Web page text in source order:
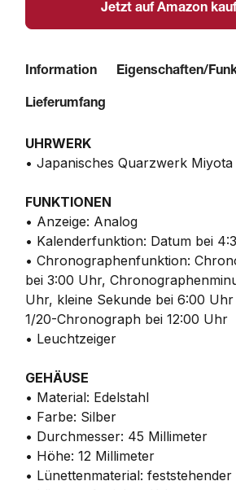
Jetzt auf Amazon
Information Eigenschaften/
Lieferumfang
UHRWERK
• Japanisches Quarzwerk
FUNKTIONEN
• Anzeige: Analog
• Kalenderfunktion: Datum bei
• Chronographenfunktion:
bei 3:00 Uhr,
Uhr, kleine Sekunde bei 6:00
1/20-Chronograph bei 12:00 Uhr
• Leuchtzeiger
GEHÄUSE
• Material: Edelstahl
• Farbe: Silber
• Durchmesser: 45 Millimeter
• Höhe: 12 Millimeter
• Lünettenmaterial: feststehender